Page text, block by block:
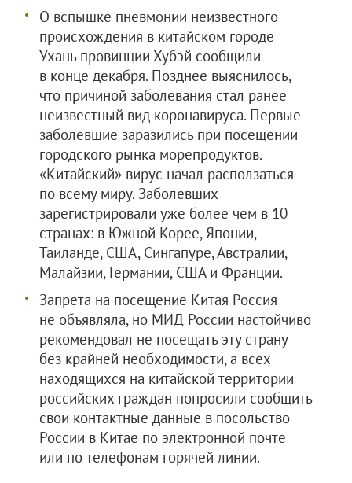
О вспышке пневмонии неизвестного
происхождения в китайском городе
Ухань провинции Хубэй сообщили
в конце декабря. Позднее выяснилось,
что причиной заболевания стал ранее
неизвестный вид коронавируса. Первые
заболевшие заразились при посещении
городского рынка морепродуктов.
«Китайский» вирус начал расползаться
по всему миру. Заболевших
зарегистрировали уже более чем в 10
странах: в Южной Корее, Японии,
Таиланде, США, Сингапуре, Австралии,
Малайзии, Германии, США и Франции.
Запрета на посещение Китая Россия
не объявляла, но МИД России настойчиво
рекомендовал не посещать эту страну
без крайней необходимости, а всех
находящихся на китайской территории
российских граждан попросили сообщить
свои контактные данные в посольство
России в Китае по электронной почте
или по телефонам горячей линии.